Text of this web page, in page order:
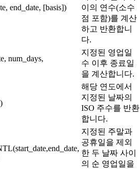
end_date, [basis])
이의 연수(소수
점 포함)를 계산
하고 반환합니
다.
num_days,
지정된 영업일
수 이후 종료일
을 계산합니다.
해당 연도에서
지정된 날짜의
ISO 주수를 반환
합니다.
지정된 주말과
공휴일을 제외
한 두 날짜 사이
의 순 영업일을